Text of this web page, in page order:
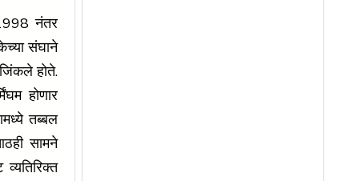
नंतर
संघाने
होते.
होणार
तब्बल
सामने